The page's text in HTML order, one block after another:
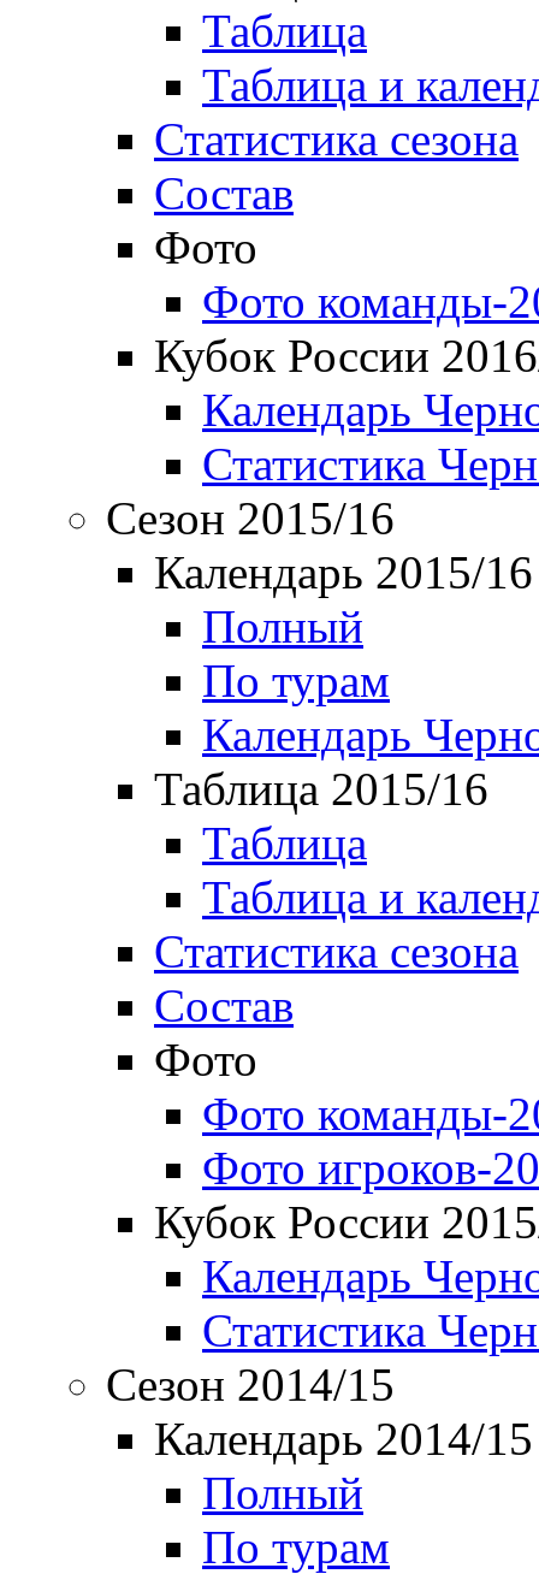
Таблица
Таблица и
Статистика сезона
Состав
Фото
Фото команды-
Кубок России
Календарь
Статистика
Сезон 2015/16
Календарь 2015/16
Полный
По турам
Календарь
Таблица 2015/16
Таблица
Таблица и
Статистика сезона
Состав
Фото
Фото команды-
Фото игроков-
Кубок России
Календарь
Статистика
Сезон 2014/15
Календарь 2014/15
Полный
По турам